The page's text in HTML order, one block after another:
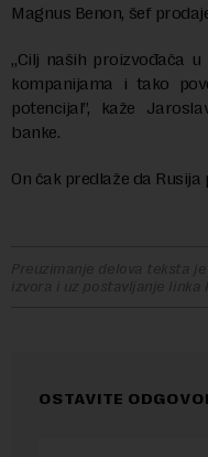
Magnus Benon, šef
„Cilj naših proizvođača
kompanijama i tako
potencijal”, kaže
banke.
On čak predlaže da
Preuzimanje delova teksta
izvora i uz postavljanje linka
OSTAVITE